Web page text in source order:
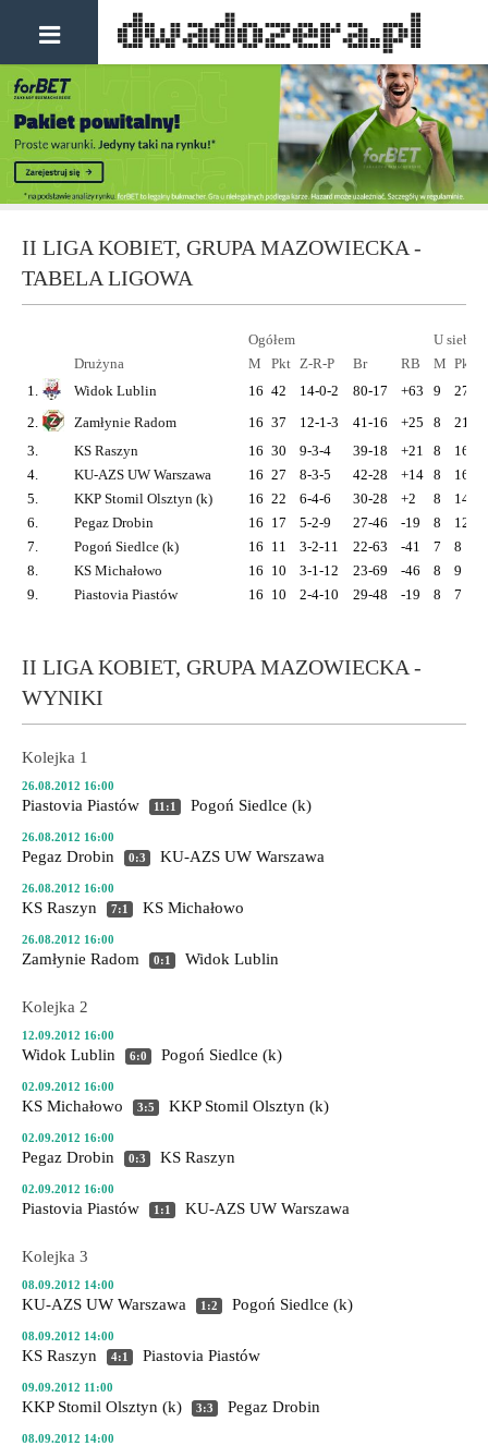
II LIGA KOBIET, GRUPA MAZOWIECKA -
TABELA LIGOWA
Ogółem
U siebie
Drużyna
M Pkt Z-R-P Br RB M Pkt
1.
Widok Lublin 16 42 14-0-2 80-17 +63 9 27
2.
Zamłynie Radom 16 37 12-1-3 41-16 +25 8 21
3.
KS Raszyn 16 30 9-3-4 39-18 +21 8 16
4.
KU-AZS UW Warszawa 16 27 8-3-5 42-28 +14 8 16
5.
KKP Stomil Olsztyn (k) 16 22 6-4-6 30-28 +2 8 14
6.
Pegaz Drobin 16 17 5-2-9 27-46 -19 8 12
7.
Pogoń Siedlce (k) 16 11 3-2-11 22-63 -41 7 8
8.
KS Michałowo 16 10 3-1-12 23-69 -46 8 9
9.
Piastovia Piastów 16 10 2-4-10 29-48 -19 8 7
II LIGA KOBIET, GRUPA MAZOWIECKA -
WYNIKI
Kolejka 1
26.08.2012 16:00
Piastovia Piastów 11:1 Pogoń Siedlce (k)
26.08.2012 16:00
Pegaz Drobin 0:3 KU-AZS UW Warszawa
26.08.2012 16:00
KS Raszyn 7:1 KS Michałowo
26.08.2012 16:00
Zamłynie Radom 0:1 Widok Lublin
Kolejka 2
12.09.2012 16:00
Widok Lublin 6:0 Pogoń Siedlce (k)
02.09.2012 16:00
KS Michałowo 3:5 KKP Stomil Olsztyn (k)
02.09.2012 16:00
Pegaz Drobin 0:3 KS Raszyn
02.09.2012 16:00
Piastovia Piastów 1:1 KU-AZS UW Warszawa
Kolejka 3
08.09.2012 14:00
KU-AZS UW Warszawa 1:2 Pogoń Siedlce (k)
08.09.2012 14:00
KS Raszyn 4:1 Piastovia Piastów
09.09.2012 11:00
KKP Stomil Olsztyn (k) 3:3 Pegaz Drobin
08.09.2012 14:00